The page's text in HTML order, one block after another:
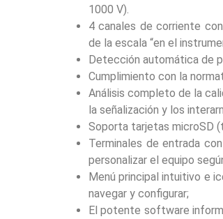
1000 V).
4 canales de corriente
de la escala “en el
Detección automática de
Cumplimiento con la
Análisis completo de la
la señalización y los
Soporta tarjetas microSD
Terminales de entrada
personalizar el equipo
Menú principal intuitivo e
navegar y configurar;
El potente software